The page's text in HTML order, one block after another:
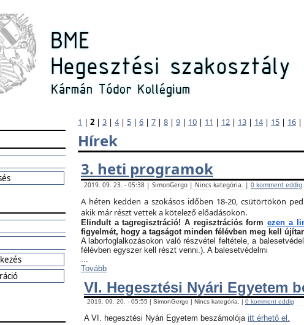
1 | 2 | 3 | 4| 5 | 6 | 7 | 8 | 9 | 10 | 11 | 12 | 13 | 14| 15 | 16 |
Hírek
3. heti programok
2019. 09. 23. - 05:38 | SimonGergo | Nincs kategória. | 0 komment eddig
A héten kedden a szokásos időben 18-20, csütörtökön
akik már részt vettek a kötelező előadásokon.
Elindult a tagregisztráció! A regisztrációs formezen a
figyelmét, hogy a tagságot minden félévben meg kell
A laborfoglalkozásokon való részvétel feltétele, a
félévben egyszer kell részt venni.). A balesetvédelmi
...
Tovább
VI. Hegesztési Nyári Egyetem
2019. 09. 20. - 05:55 | SimonGergo | Nincs kategória. | 0 komment eddig
A VI. hegesztési Nyári Egyetem beszámolója itt érhető el.